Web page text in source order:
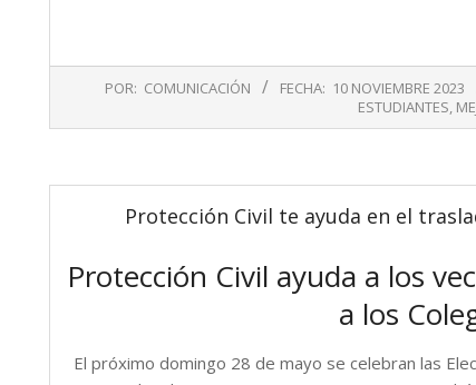
10
POR: COMUNICACIÓN FECHA: 10 NOVIEMBRE 2023
ESTUDIANTES,
Protección Civil te ayuda en el
Protección Civil ayuda a los
a los
El próximo domingo 28 de mayo se celebran las